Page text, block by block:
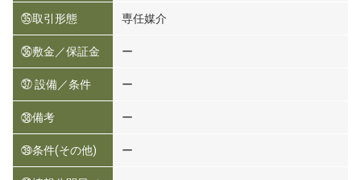
㉟取引形態 専任媒介
㊱敷金／保証金 ー
㊲ 設備／条件 ー
㊳備考 ー
㊴条件(その他) ー